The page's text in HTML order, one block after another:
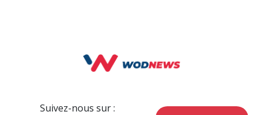
Suivez-nous sur :